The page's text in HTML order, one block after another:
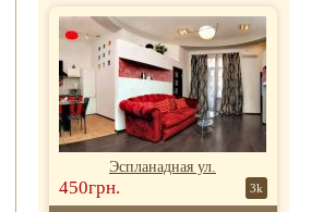
Эспланадная ул.
450грн. 3k